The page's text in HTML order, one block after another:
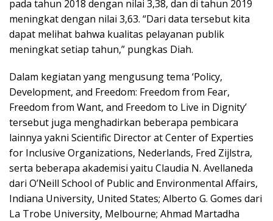
pada tahun 2018 dengan nilai 3,38, dan di tahun 2019
meningkat dengan nilai 3,63. “Dari data tersebut kita
dapat melihat bahwa kualitas pelayanan publik
meningkat setiap tahun,” pungkas Diah.
Dalam kegiatan yang mengusung tema ‘Policy,
Development, and Freedom: Freedom from Fear,
Freedom from Want, and Freedom to Live in Dignity’
tersebut juga menghadirkan beberapa pembicara
lainnya yakni Scientific Director at Center of Experties
for Inclusive Organizations, Nederlands, Fred Zijlstra,
serta beberapa akademisi yaitu Claudia N. Avellaneda
dari O’Neill School of Public and Environmental Affairs,
Indiana University, United States; Alberto G. Gomes dari
La Trobe University, Melbourne; Ahmad Martadha